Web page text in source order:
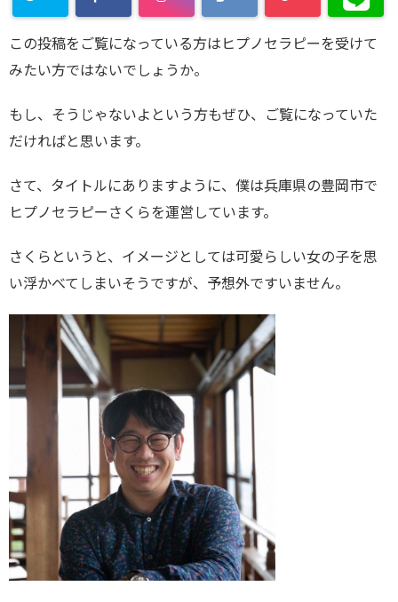
この投稿をご覧になっている方はヒプノセラピーを受けて
みたい方ではないでしょうか。
もし、そうじゃないよという方もぜひ、ご覧になっていた
だければと思います。
さて、タイトルにありますように、僕は兵庫県の豊岡市で
ヒプノセラピーさくらを運営しています。
さくらというと、イメージとしては可愛らしい女の子を思
い浮かべてしまいそうですが、予想外ですいません。